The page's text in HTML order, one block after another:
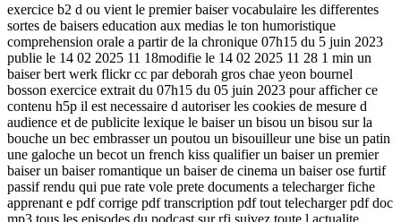
exercice b2 d ou vient le premier baiser vocabulaire les differentes
sortes de baisers education aux medias le ton humoristique
comprehension orale a partir de la chronique 07h15 du 5 juin 2023
publie le 14 02 2025 11 18modifie le 14 02 2025 11 28 1 min un
baiser bert werk flickr cc par deborah gros chae yeon bournel
bosson exercice extrait du 07h15 du 05 juin 2023 pour afficher ce
contenu h5p il est necessaire d autoriser les cookies de mesure d
audience et de publicite lexique le baiser un bisou un bisou sur la
bouche un bec embrasser un poutou un bisouilleur une bise un patin
une galoche un becot un french kiss qualifier un baiser un premier
baiser un baiser romantique un baiser de cinema un baiser ose furtif
passif rendu qui pue rate vole prete documents a telecharger fiche
apprenant e pdf corrige pdf transcription pdf tout telecharger pdf doc
mp3 tous les episodes du podcast sur rfi suivez toute l actualite